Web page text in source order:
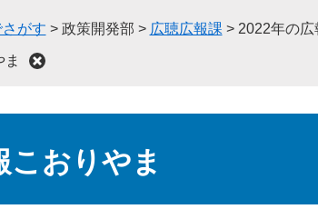
がす > 政策開発部 > 広聴広報課 > 2022年の広
こおりやま